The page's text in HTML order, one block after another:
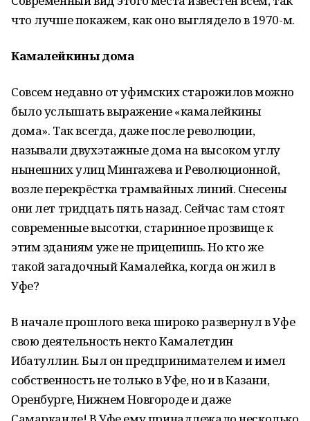
что лучше покажем, как оно выглядело в 1970-м.
Камалейкины дома
Совсем недавно от уфимских старожилов можно
было услышать выражение «камалейкины
дома». Так всегда, даже после революции,
называли двухэтажные дома на высоком углу
нынешних улиц Мингажева и Революционной,
возле перекрёстка трамвайных линий. Снесены
они лет тридцать пять назад. Сейчас там стоят
современные высотки, старинное прозвище к
этим зданиям уже не прицепишь. Но кто же
такой загадочный Камалейка, когда он жил в
Уфе?
В начале прошлого века широко развернул в Уфе
свою деятельность некто Камалетдин
Ибатуллин. Был он предпринимателем и имел
собственность не только в Уфе, но и в Казани,
Оренбурге, Нижнем Новгороде и даже